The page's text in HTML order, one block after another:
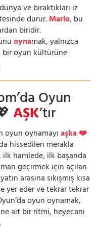
ve bıraktıkları iz
durur.Mario, bu
biridir.
oynamak, yalnızca
bir oyun kültürüne
Oyun
AŞK’tır
oynamayıaşka ❤️
hissedilen merakla
hamlede, ilk başarıda
geçirmek için açılan
arasına sıkışmış kısa
yer eder ve tekrar tekrar
oyun oynamak,
ait bir ritmi, heyecanı